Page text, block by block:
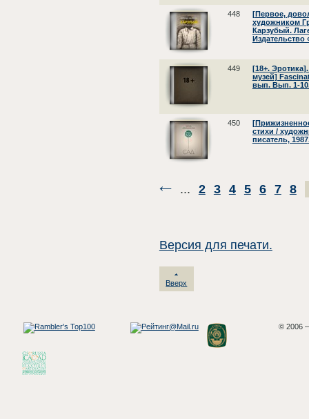
448
[Первое,
художником
Карзубый.
Издательство
449
[18+.
музей]
вып. Вып. 1-
450
стихи /
писатель,
... 2 3 4 5 6 7 8
Версия для печати.
Вверх
© 2006